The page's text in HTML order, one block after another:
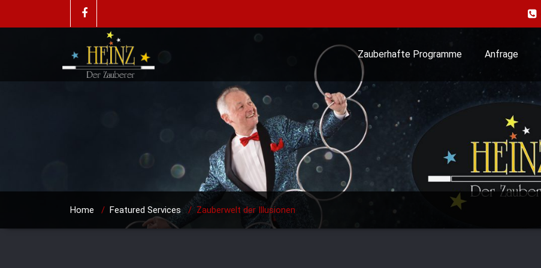
Zauberhafte Programme Anfrage
Home / Featured Services / Zauberwelt der Illusionen